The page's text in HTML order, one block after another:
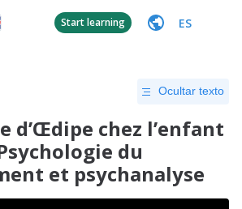
Start learning ES
Ocultar texto
d’Œdipe chez l’enfant
du
et psychanalyse